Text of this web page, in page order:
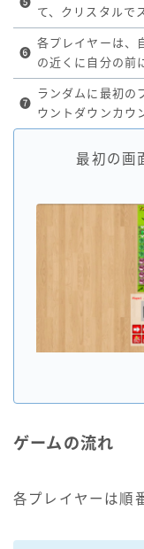
て、クリスタルで
❻
各プレイヤーは、
の近くに自分の前
❼
ランダムに最初の
ウントダウンカウ
最初の画
ゲームの流れ
各プレイヤーは順